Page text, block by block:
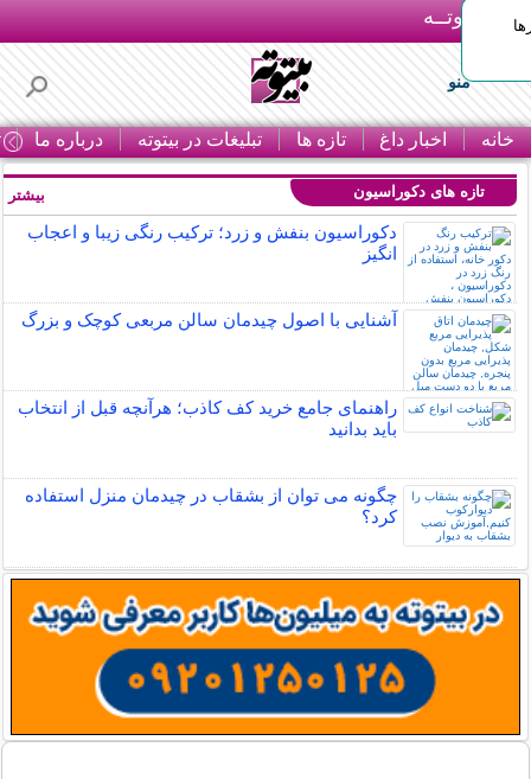
بـیتوتــه
منو
خانه اخبار داغ تازه ها تبلیغات در بیتوته درباره ما
تازه های دکوراسیون
دکوراسیون بنفش و زرد؛ ترکیب رنگی زیبا و اعجاب
انگیز
آشنایی با اصول چیدمان سالن مربعی کوچک و بزرگ
راهنمای جامع خرید کف کاذب؛ هرآنچه قبل از انتخاب
باید بدانید
چگونه می توان از بشقاب در چیدمان منزل استفاده
کرد؟
بیشتر